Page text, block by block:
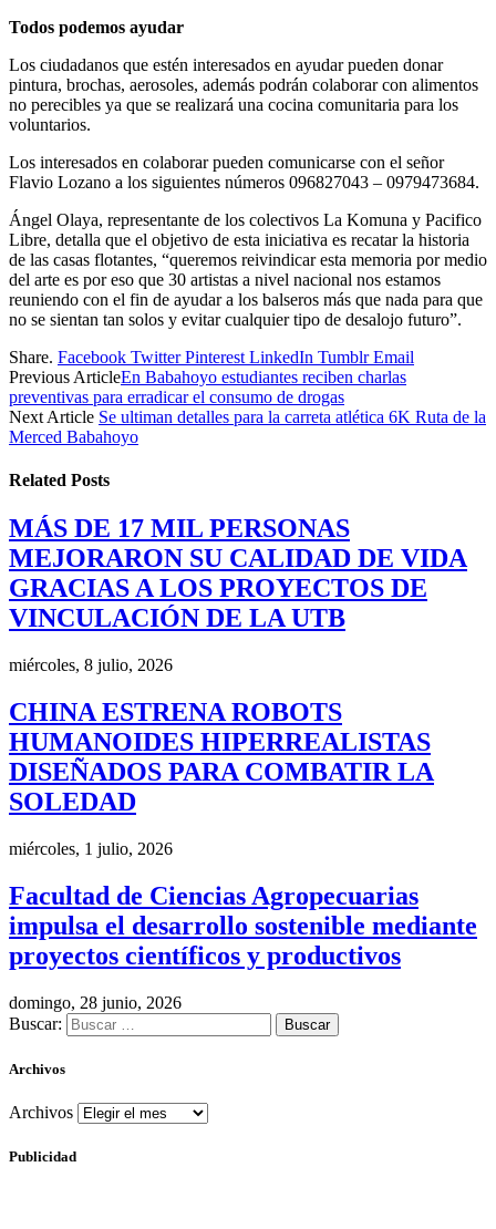
Todos podemos ayudar
Los ciudadanos que estén interesados en ayudar pueden donar
pintura, brochas, aerosoles, además podrán colaborar con alimentos
no perecibles ya que se realizará una cocina comunitaria para los
voluntarios.
Los interesados en colaborar pueden comunicarse con el señor
Flavio Lozano a los siguientes números 096827043 – 0979473684.
Ángel Olaya, representante de los colectivos La Komuna y Pacifico
Libre, detalla que el objetivo de esta iniciativa es recatar la historia
de las casas flotantes, “queremos reivindicar esta memoria por medio
del arte es por eso que 30 artistas a nivel nacional nos estamos
reuniendo con el fin de ayudar a los balseros más que nada para que
no se sientan tan solos y evitar cualquier tipo de desalojo futuro”.
Share. Facebook Twitter Pinterest LinkedIn Tumblr Email
Previous ArticleEn Babahoyo estudiantes reciben charlas
preventivas para erradicar el consumo de drogas
Next Article Se ultiman detalles para la carreta atlética 6K Ruta de la
Merced Babahoyo
Related Posts
MÁS DE 17 MIL PERSONAS
MEJORARON SU CALIDAD DE VIDA
GRACIAS A LOS PROYECTOS DE
VINCULACIÓN DE LA UTB
miércoles, 8 julio, 2026
CHINA ESTRENA ROBOTS
HUMANOIDES HIPERREALISTAS
DISEÑADOS PARA COMBATIR LA
SOLEDAD
miércoles, 1 julio, 2026
Facultad de Ciencias Agropecuarias
impulsa el desarrollo sostenible mediante
proyectos científicos y productivos
domingo, 28 junio, 2026
Buscar:
Archivos
Archivos
Publicidad